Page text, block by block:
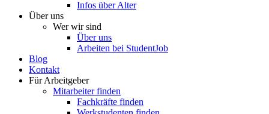
Infos über Alter
Über uns
Wer wir sind
Über uns
Arbeiten bei StudentJob
Blog
Kontakt
Für Arbeitgeber
Mitarbeiter finden
Fachkräfte finden